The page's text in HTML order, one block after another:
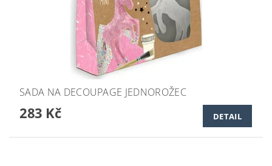
SADA NA DECOUPAGE JEDNOROŽEC
283 Kč DETAIL